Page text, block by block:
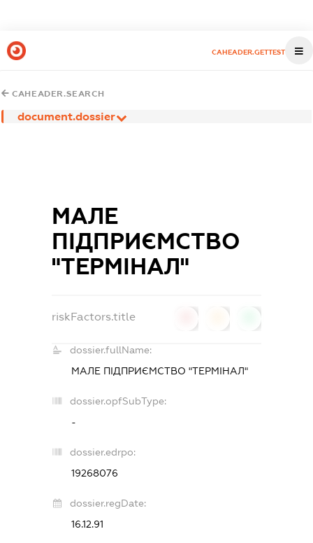
CAHEADER.GETTEST
CAHEADER.SEARCH
document.dossier
МАЛЕ
ПІДПРИЄМСТВО
"ТЕРМІНАЛ"
riskFactors.title
dossier.fullName:
МАЛЕ ПІДПРИЄМСТВО "ТЕРМІНАЛ"
dossier.opfSubType:
-
dossier.edrpo:
19268076
dossier.regDate:
16.12.91